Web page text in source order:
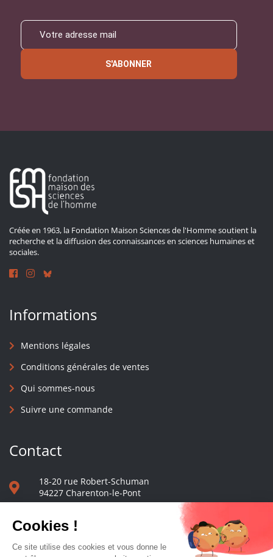
S'ABONNER
Créée en 1963, la Fondation Maison Sciences de l'Homme soutient la
recherche et la diffusion des connaissances en sciences humaines et
sociales.
Informations
Mentions légales
Conditions générales de ventes
Qui sommes-nous
Suivre une commande
Contact
18-20 rue Robert-Schuman
94227 Charenton-le-Pont